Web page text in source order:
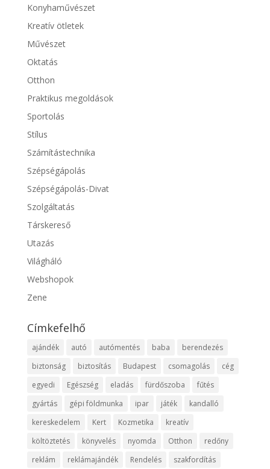
Konyhaművészet
Kreatív ötletek
Művészet
Oktatás
Otthon
Praktikus megoldások
Sportolás
Stílus
Számítástechnika
Szépségápolás
Szépségápolás-Divat
Szolgáltatás
Társkereső
Utazás
Világháló
Webshopok
Zene
Címkefelhő
ajándék autó autómentés baba
berendezés
biztonság
biztosítás Budapest csomagolás
cég
egyedi
Egészség eladás fürdőszoba
fűtés
gyártás
gépi földmunka ipar játék
kandalló
kereskedelem
Kert Kozmetika
kreatív
költöztetés
könyvelés nyomda Otthon
redőny
reklám
reklámajándék Rendelés szakfordítás